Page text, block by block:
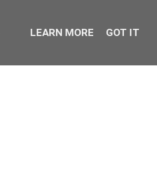
LEARN MORE GOT IT